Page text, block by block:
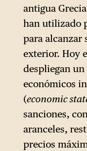
antigua
han utilizado
para alcanzar
exterior. Hoy
despliegan
económicos
(economic
sanciones,
aranceles,
precios